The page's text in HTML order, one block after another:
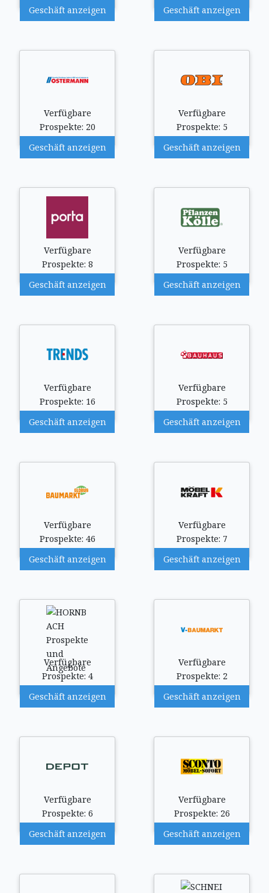
Geschäft anzeigen
Geschäft anzeigen
Verfügbare
Prospekte: 20
Geschäft anzeigen
Verfügbare
Prospekte: 5
Geschäft anzeigen
Verfügbare
Prospekte: 8
Geschäft anzeigen
Verfügbare
Prospekte: 5
Geschäft anzeigen
Verfügbare
Prospekte: 16
Geschäft anzeigen
Verfügbare
Prospekte: 5
Geschäft anzeigen
Verfügbare
Prospekte: 46
Geschäft anzeigen
Verfügbare
Prospekte: 7
Geschäft anzeigen
Verfügbare
Prospekte: 4
Geschäft anzeigen
Verfügbare
Prospekte: 2
Geschäft anzeigen
Verfügbare
Prospekte: 6
Geschäft anzeigen
Verfügbare
Prospekte: 26
Geschäft anzeigen